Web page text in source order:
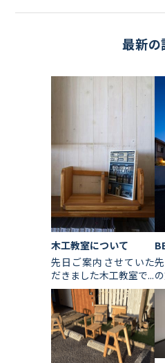
最新の
木工教室について
先日ご案内させていた
だきました木工教室で...